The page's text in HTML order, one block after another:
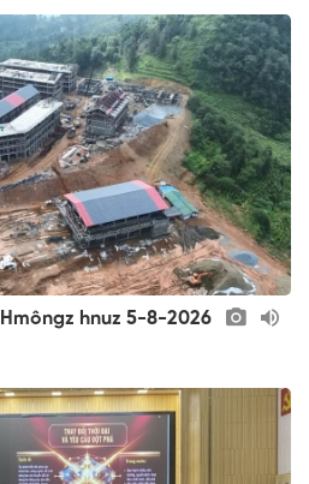
hnuz 5-8-2026